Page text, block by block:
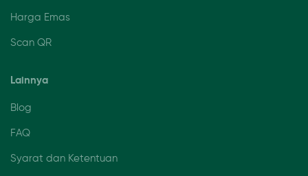
Harga Emas
Scan QR
Lainnya
Blog
FAQ
Syarat dan Ketentuan